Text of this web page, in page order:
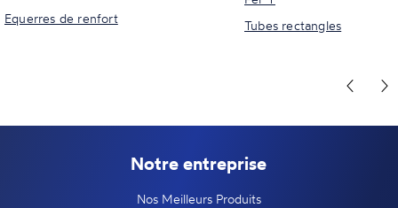
Equerres de renfort
Tubes rectangles
Notre entreprise
Nos Meilleurs Produits